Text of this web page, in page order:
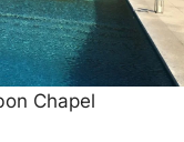
Chapel